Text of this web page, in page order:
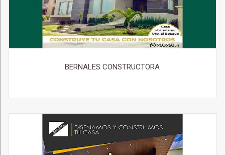
BERNALES CONSTRUCTORA